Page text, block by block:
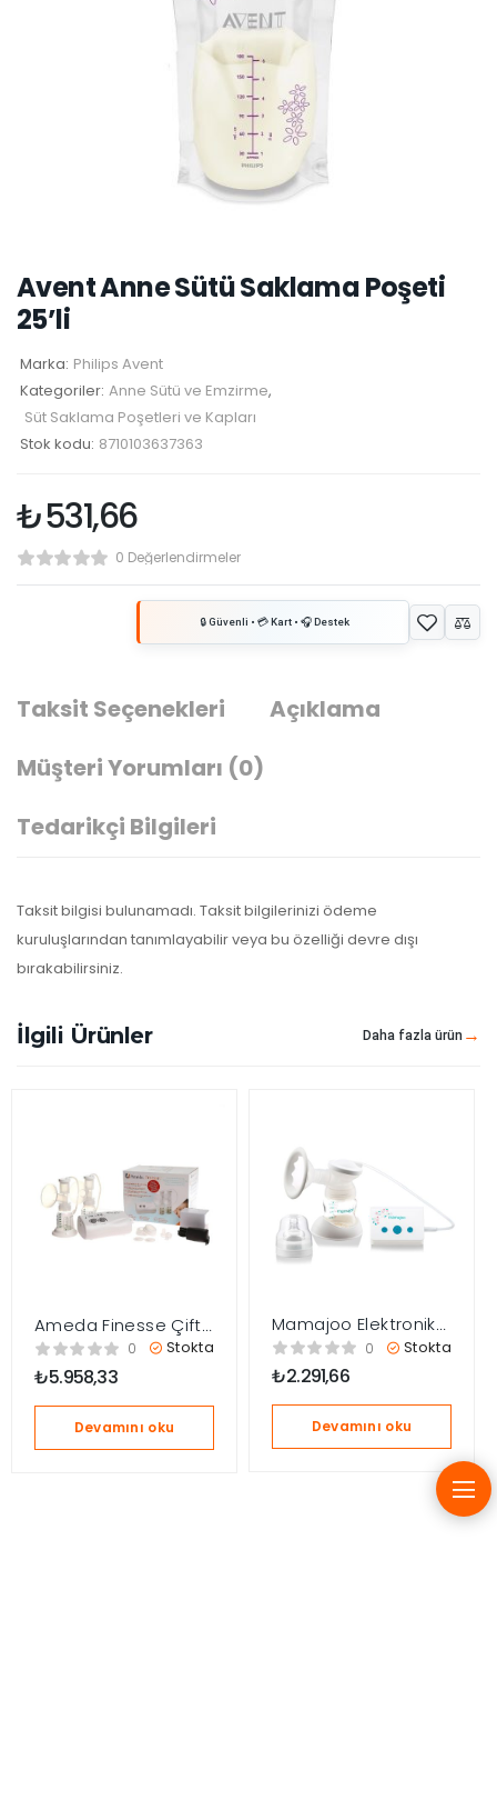
Avent Anne Sütü Saklama Poşeti
25’li
Marka: Philips Avent
Kategoriler: Anne Sütü ve Emzirme,
Süt Saklama Poşetleri ve Kapları
Stok kodu: 8710103637363
₺531,66
0 Değerlendirmeler
Taksit Seçenekleri
Açıklama
Müşteri Yorumları (0)
Tedarikçi Bilgileri
Taksit bilgisi bulunamadı. Taksit bilgilerinizi ödeme
kuruluşlarından tanımlayabilir veya bu özelliği devre dışı
bırakabilirsiniz.
İlgili Ürünler Daha fazla ürün
Ameda Finesse Çiftli
Elektirikli/Pilli Göğüs
Pompası
0 Stokta
₺5.958,33
Devamını oku
Mamajoo Elektronik
USB Tekli Göğüs
Pompası
0 Stokta
₺2.291,66
Devamını oku